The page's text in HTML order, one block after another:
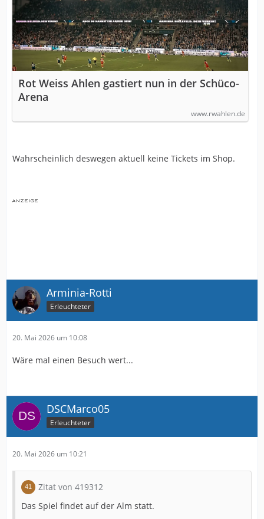
Rot Weiss Ahlen gastiert nun in der Schüco-
Arena
www.rwahlen.de
Wahrscheinlich deswegen aktuell keine Tickets im Shop.
Arminia-Rotti
Erleuchteter
20. Mai 2026 um 10:08
Wäre mal einen Besuch wert...
DSCMarco05
Erleuchteter
20. Mai 2026 um 10:21
Zitat von 419312
Das Spiel findet auf der Alm statt.